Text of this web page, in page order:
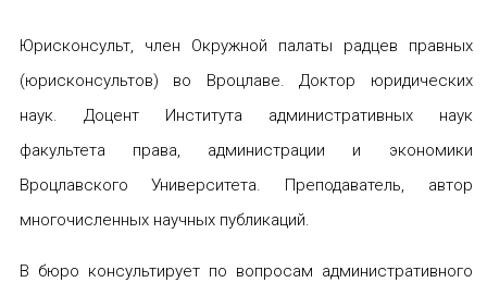
Юрисконсульт, член Окружной палаты радцев правных
(юрисконсультов) во Вроцлаве. Доктор юридических
наук. Доцент Института административных наук
факультета права, администрации и экономики
Вроцлавского Университета. Преподаватель, автор
многочисленных научных публикаций.
В бюро консультирует по вопросам административного